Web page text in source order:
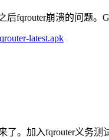
fqrouter崩溃的问题。
latest.apk
。加入fqrouter义务测